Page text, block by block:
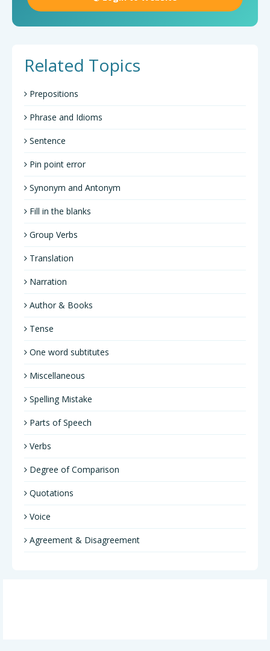
Related Topics
Prepositions
Phrase and Idioms
Sentence
Pin point error
Synonym and Antonym
Fill in the blanks
Group Verbs
Translation
Narration
Author & Books
Tense
One word subtitutes
Miscellaneous
Spelling Mistake
Parts of Speech
Verbs
Degree of Comparison
Quotations
Voice
Agreement & Disagreement